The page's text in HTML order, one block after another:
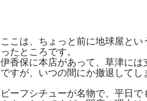
ここは、ちょっと前に地球屋とい
ったところです。
伊香保に本店があって、草津には
ですが、いつの間にか撤退してし
ビーフシチューが名物で、平日で